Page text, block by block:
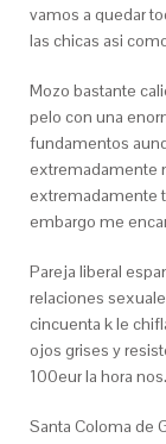
vamos a quedar
las chicas asi­
Mozo bastante
pelo con una
fundamentos
extremadamente
extremadamente
embargo me
Pareja liberal
relaciones
cincuenta k le
ojos grises y
100eur la hora nos.
Santa Coloma de